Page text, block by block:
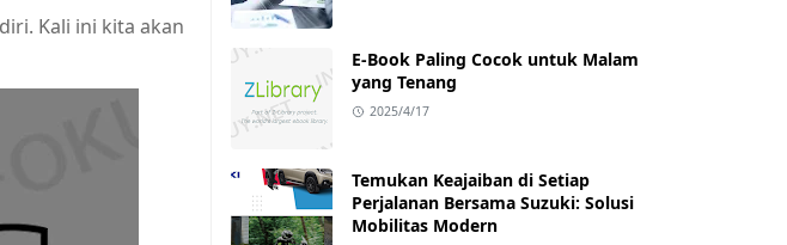
Kali ini kita akan
E-Book Paling Cocok untuk Malam
yang Tenang
2025/4/17
Temukan Keajaiban di Setiap
Perjalanan Bersama Suzuki: Solusi
Mobilitas Modern